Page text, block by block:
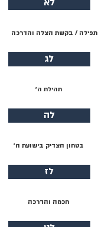
לא
תפילה / בקשת הצלה והדרכה
לג
תהילת ה׳
לה
בטחון הצדיק בישועת ה׳
לז
חכמה והדרכה